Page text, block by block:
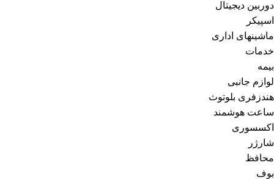
دوربین دیجیتال
اسپیکر
ماشینهای اداری
خدمات
بیمه
لوازم جانبی
هندزفری بلوتوث
ساعت هوشمند
اکسسوری
شارژر
محافظ
بوف